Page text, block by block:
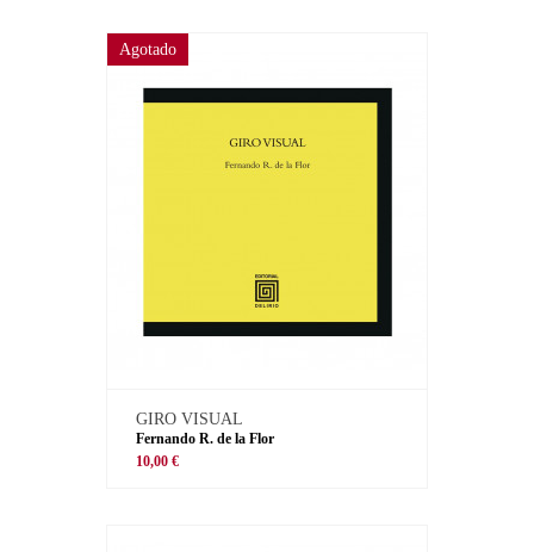
Agotado
GIRO VISUAL
Fernando R. de la Flor
10,00 €